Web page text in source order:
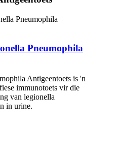
Pneumophila
Antigeentoets is 'n
immunotoets vir die
van legionella
in urine.